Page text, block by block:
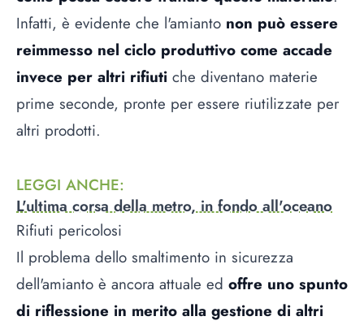
Infatti, è evidente che l'amianto non può essere
reimmesso nel ciclo produttivo come accade
invece per altri rifiuti che diventano materie
prime seconde, pronte per essere riutilizzate per
altri prodotti.
LEGGI ANCHE:
L'ultima corsa della metro, in fondo all'oceano
Rifiuti pericolosi
Il problema dello smaltimento in sicurezza
dell'amianto è ancora attuale ed offre uno spunto
di riflessione in merito alla gestione di altri